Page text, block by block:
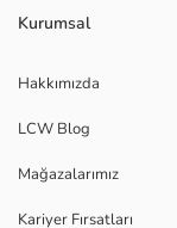
Kurumsal
Hakkımızda
LCW Blog
Mağazalarımız
Kariyer Fırsatları